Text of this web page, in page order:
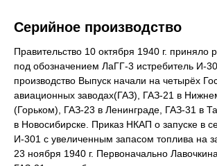
Серийное производство
Правительство 10 октября 1940 г. приняло
под обозначением ЛаГГ-3 истребитель И-
производство Выпуск начали на четырёх
авиационных заводах(ГАЗ), ГАЗ-21 в
(Горьком), ГАЗ-23 в Ленинграде, ГАЗ-31 в
в Новосибирске. Приказ НКАП о запуске в
И-301 с увеличенным запасом топлива на
23 ноября 1940 г. Первоначально